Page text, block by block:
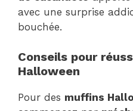
avec une surprise
bouchée.
Conseils pour
Halloween
Pour des muffins